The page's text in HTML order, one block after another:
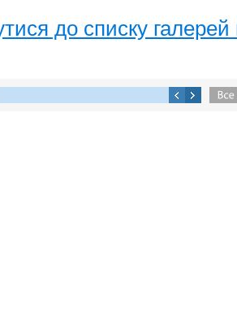
до списку галерей